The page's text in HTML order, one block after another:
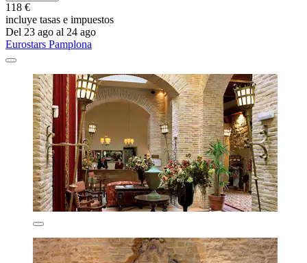
118 €
incluye tasas e impuestos
Del 23 ago al 24 ago
Eurostars Pamplona